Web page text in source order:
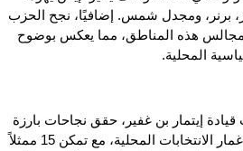
برنر، ومجدل شمس. إضافيًا، نجح الحزب
هذه المناطق، مما يعكس بوضوح
المحلية.
إيتمار بن غفير، حقق نجاحات بارزة
في المناطق التي دخل فيها غمار الانتخابات المحلية، مع تمكن 15 ممثلاً